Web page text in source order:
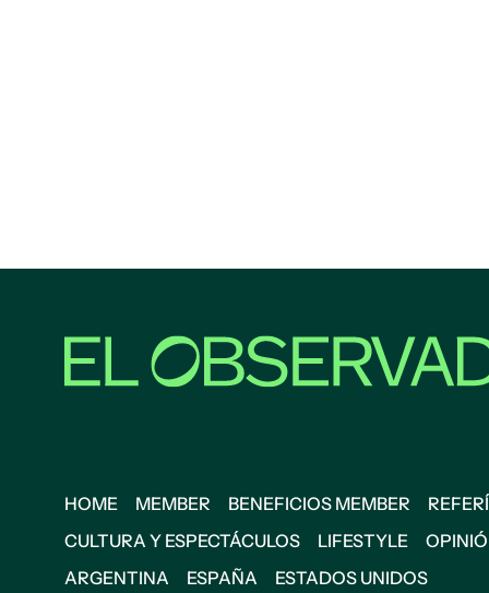
HOME MEMBER BENEFICIOS MEMBER REFERÍ
CULTURA Y ESPECTÁCULOS
LIFESTYLE
ARGENTINA
ESPAÑA ESTADOS UNIDOS